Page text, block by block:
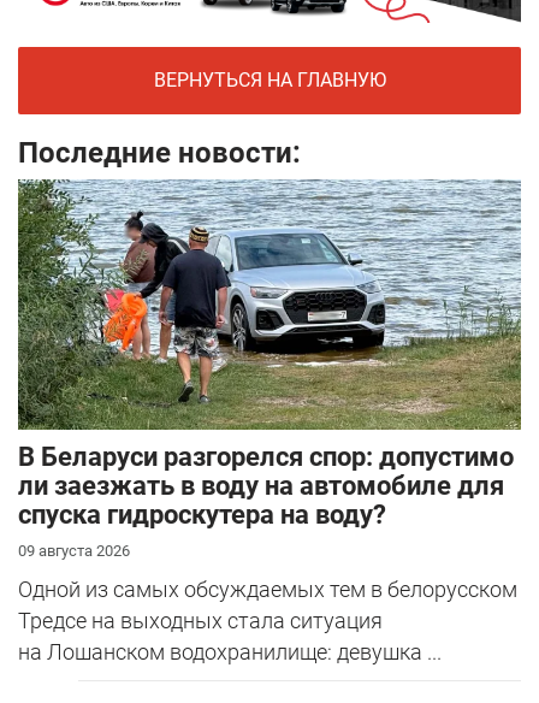
ВЕРНУТЬСЯ НА ГЛАВНУЮ
Последние новости:
В Беларуси разгорелся спор: допустимо
ли заезжать в воду на автомобиле для
спуска гидроскутера на воду?
09 августа 2026
Одной из самых обсуждаемых тем в белорусском
Тредсе на выходных стала ситуация
на Лошанском водохранилище: девушка ...